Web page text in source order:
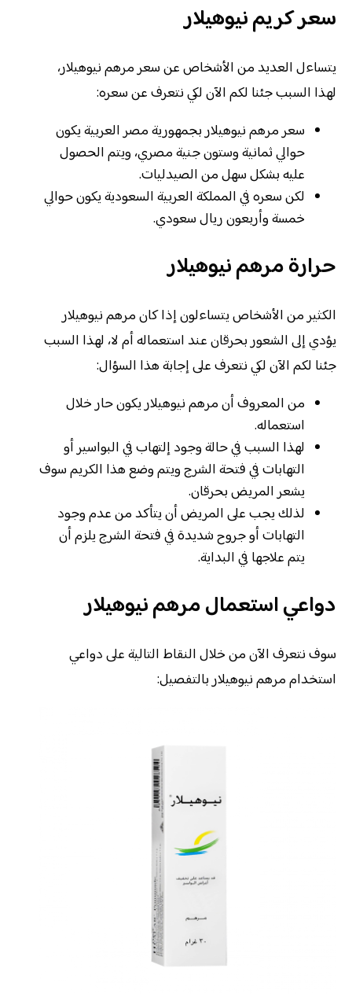
سعر كريم نيوهيلار
يتساءل العديد من الأشخاص عن سعر مرهم نيوهيلار،
لهذا السبب جئنا لكم الآن لكي نتعرف عن سعره:
سعر مرهم نيوهيلار بجمهورية مصر العربية يكون
حوالي ثمانية وستون جنية مصري، ويتم الحصول
عليه بشكل سهل من الصيدليات.
لكن سعره في المملكة العربية السعودية يكون حوالي
خمسة وأربعون ريال سعودي.
حرارة مرهم نيوهيلار
الكثير من الأشخاص يتساءلون إذا كان مرهم نيوهيلار
يؤدي إلى الشعور بحرقان عند استعماله أم لا، لهذا السبب
جئنا لكم الآن لكي نتعرف على إجابة هذا السؤال:
من المعروف أن مرهم نيوهيلار يكون حار خلال
استعماله.
لهذا السبب في حالة وجود إلتهاب في البواسير أو
التهابات في فتحة الشرج ويتم وضع هذا الكريم سوف
يشعر المريض بحرقان.
لذلك يجب على المريض أن يتأكد من عدم وجود
التهابات أو جروح شديدة في فتحة الشرج يلزم أن
يتم علاجها في البداية.
دواعي استعمال مرهم نيوهيلار
سوف نتعرف الآن من خلال النقاط التالية على دواعي
استخدام مرهم نيوهيلار بالتفصيل: